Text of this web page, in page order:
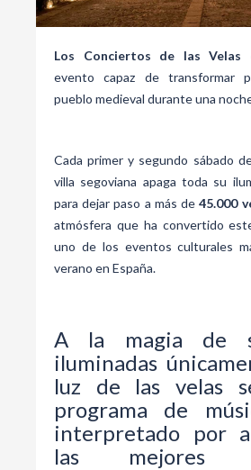
Los Conciertos de las Velas
evento capaz de transformar
pueblo medieval durante una
Cada primer y segundo sábado
villa segoviana apaga toda su
para dejar paso a más de45.000
atmósfera que ha convertido
uno de los eventos culturales
verano en España.
A la magia de
iluminadas
luz de las velas
programa de
interpretado por
las mejores